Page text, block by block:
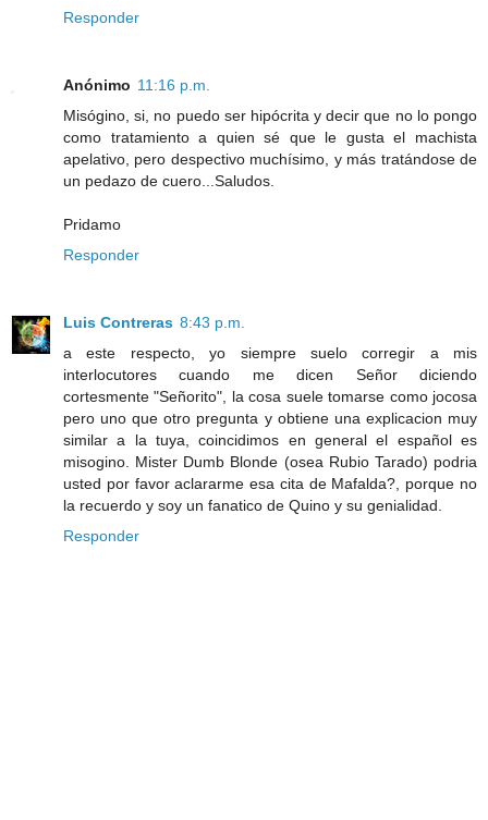
Responder
Anónimo 11:16 p.m.
Misógino, si, no puedo ser hipócrita y decir que no lo pongo
como tratamiento a quien sé que le gusta el machista
apelativo, pero despectivo muchísimo, y más tratándose de
un pedazo de cuero...Saludos.
Pridamo
Responder
Luis Contreras 8:43 p.m.
a este respecto, yo siempre suelo corregir a mis
interlocutores cuando me dicen Señor diciendo
cortesmente "Señorito", la cosa suele tomarse como jocosa
pero uno que otro pregunta y obtiene una explicacion muy
similar a la tuya, coincidimos en general el español es
misogino. Mister Dumb Blonde (osea Rubio Tarado) podria
usted por favor aclararme esa cita de Mafalda?, porque no
la recuerdo y soy un fanatico de Quino y su genialidad.
Responder